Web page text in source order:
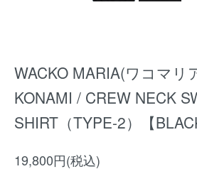
WACKO MARIA(ワコマリ
KONAMI / CREW NECK
SHIRT（TYPE-2）【
19,800円(税込)